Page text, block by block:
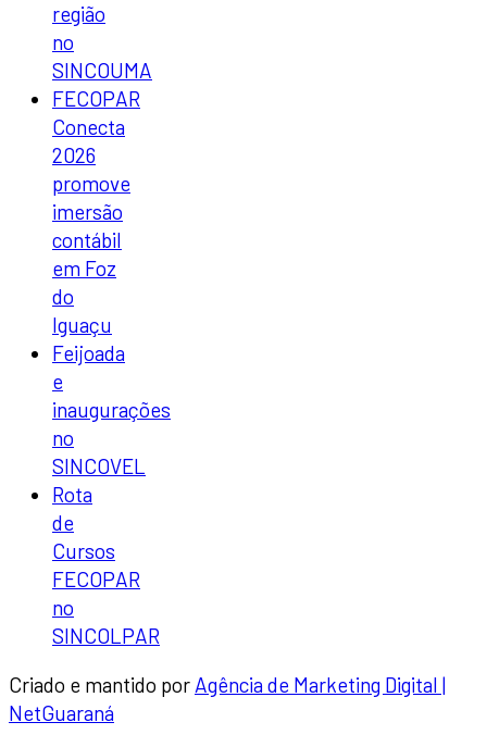
região
no
SINCOUMA
FECOPAR
Conecta
2026
promove
imersão
contábil
em Foz
do
Iguaçu
Feijoada
e
inaugurações
no
SINCOVEL
Rota
de
Cursos
FECOPAR
no
SINCOLPAR
Criado e mantido por Agência de Marketing Digital |
NetGuaraná